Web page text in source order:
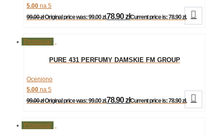
5.00 na 5
99.00zł Original price was: 99.00 zł.78.90złCurrent price is: 78.90 zł. 
Promocja!
PURE 431 PERFUMY DAMSKIE FM GROUP
Oceniono
5.00 na 5
99.00zł Original price was: 99.00 zł.78.90złCurrent price is: 78.90 zł. 
Promocja!